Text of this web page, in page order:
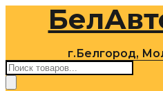
содержимому
г.Белгород,
Поиск
товаров